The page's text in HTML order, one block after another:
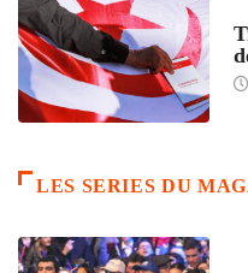
LES SERIES DU